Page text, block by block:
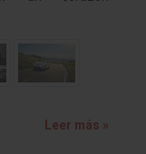
Leer más »